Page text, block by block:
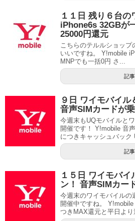
１１日 残り６台の
iPhone6s 32GBが
25000円還元
こちらのテルルショッ
いいですね。 Y!mobile
MNPでも一括0円 さ...
記
９日 ワイモバイル
音声SIMカードが
今週末もUQモバイルと
開催です！ Y!mobile 音
につきキャッシュバック
記
１５日 ワイモバ
ン！ 音声SIMカー
今週末のワイモバイルの
開催中ですね。
つきMAX還元と平日よ